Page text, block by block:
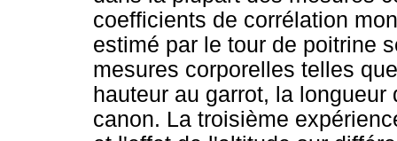
coefficients de corrélation
estimé par le tour de poitrine
mesures corporelles telles
hauteur au garrot, la
canon. La troisième